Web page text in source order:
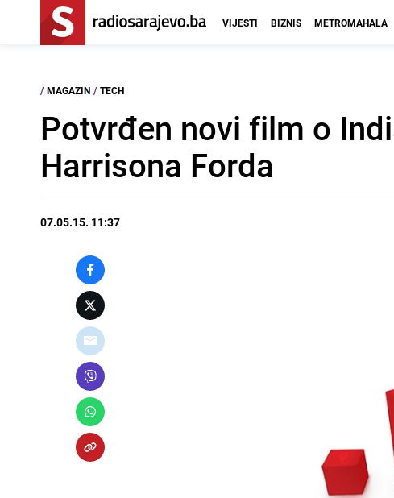
VIJESTI BIZNIS METROMAHALA
/ MAGAZIN / TECH
Potvrđen novi film o
Harrisona Forda
07.05.15. 11:37